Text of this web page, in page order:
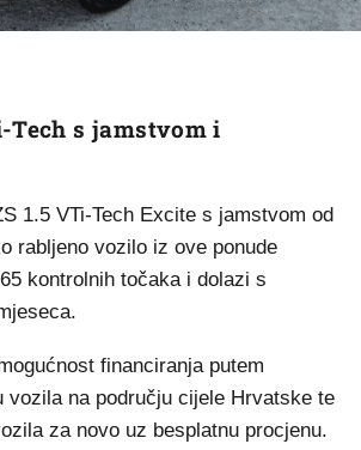
Tech s jamstvom i
1.5 VTi-Tech Excite s jamstvom od
rabljeno vozilo iz ove ponude
kontrolnih točaka i dolazi s
financiranja putem
vozila na području cijele Hrvatske te
za novo uz besplatnu procjenu.